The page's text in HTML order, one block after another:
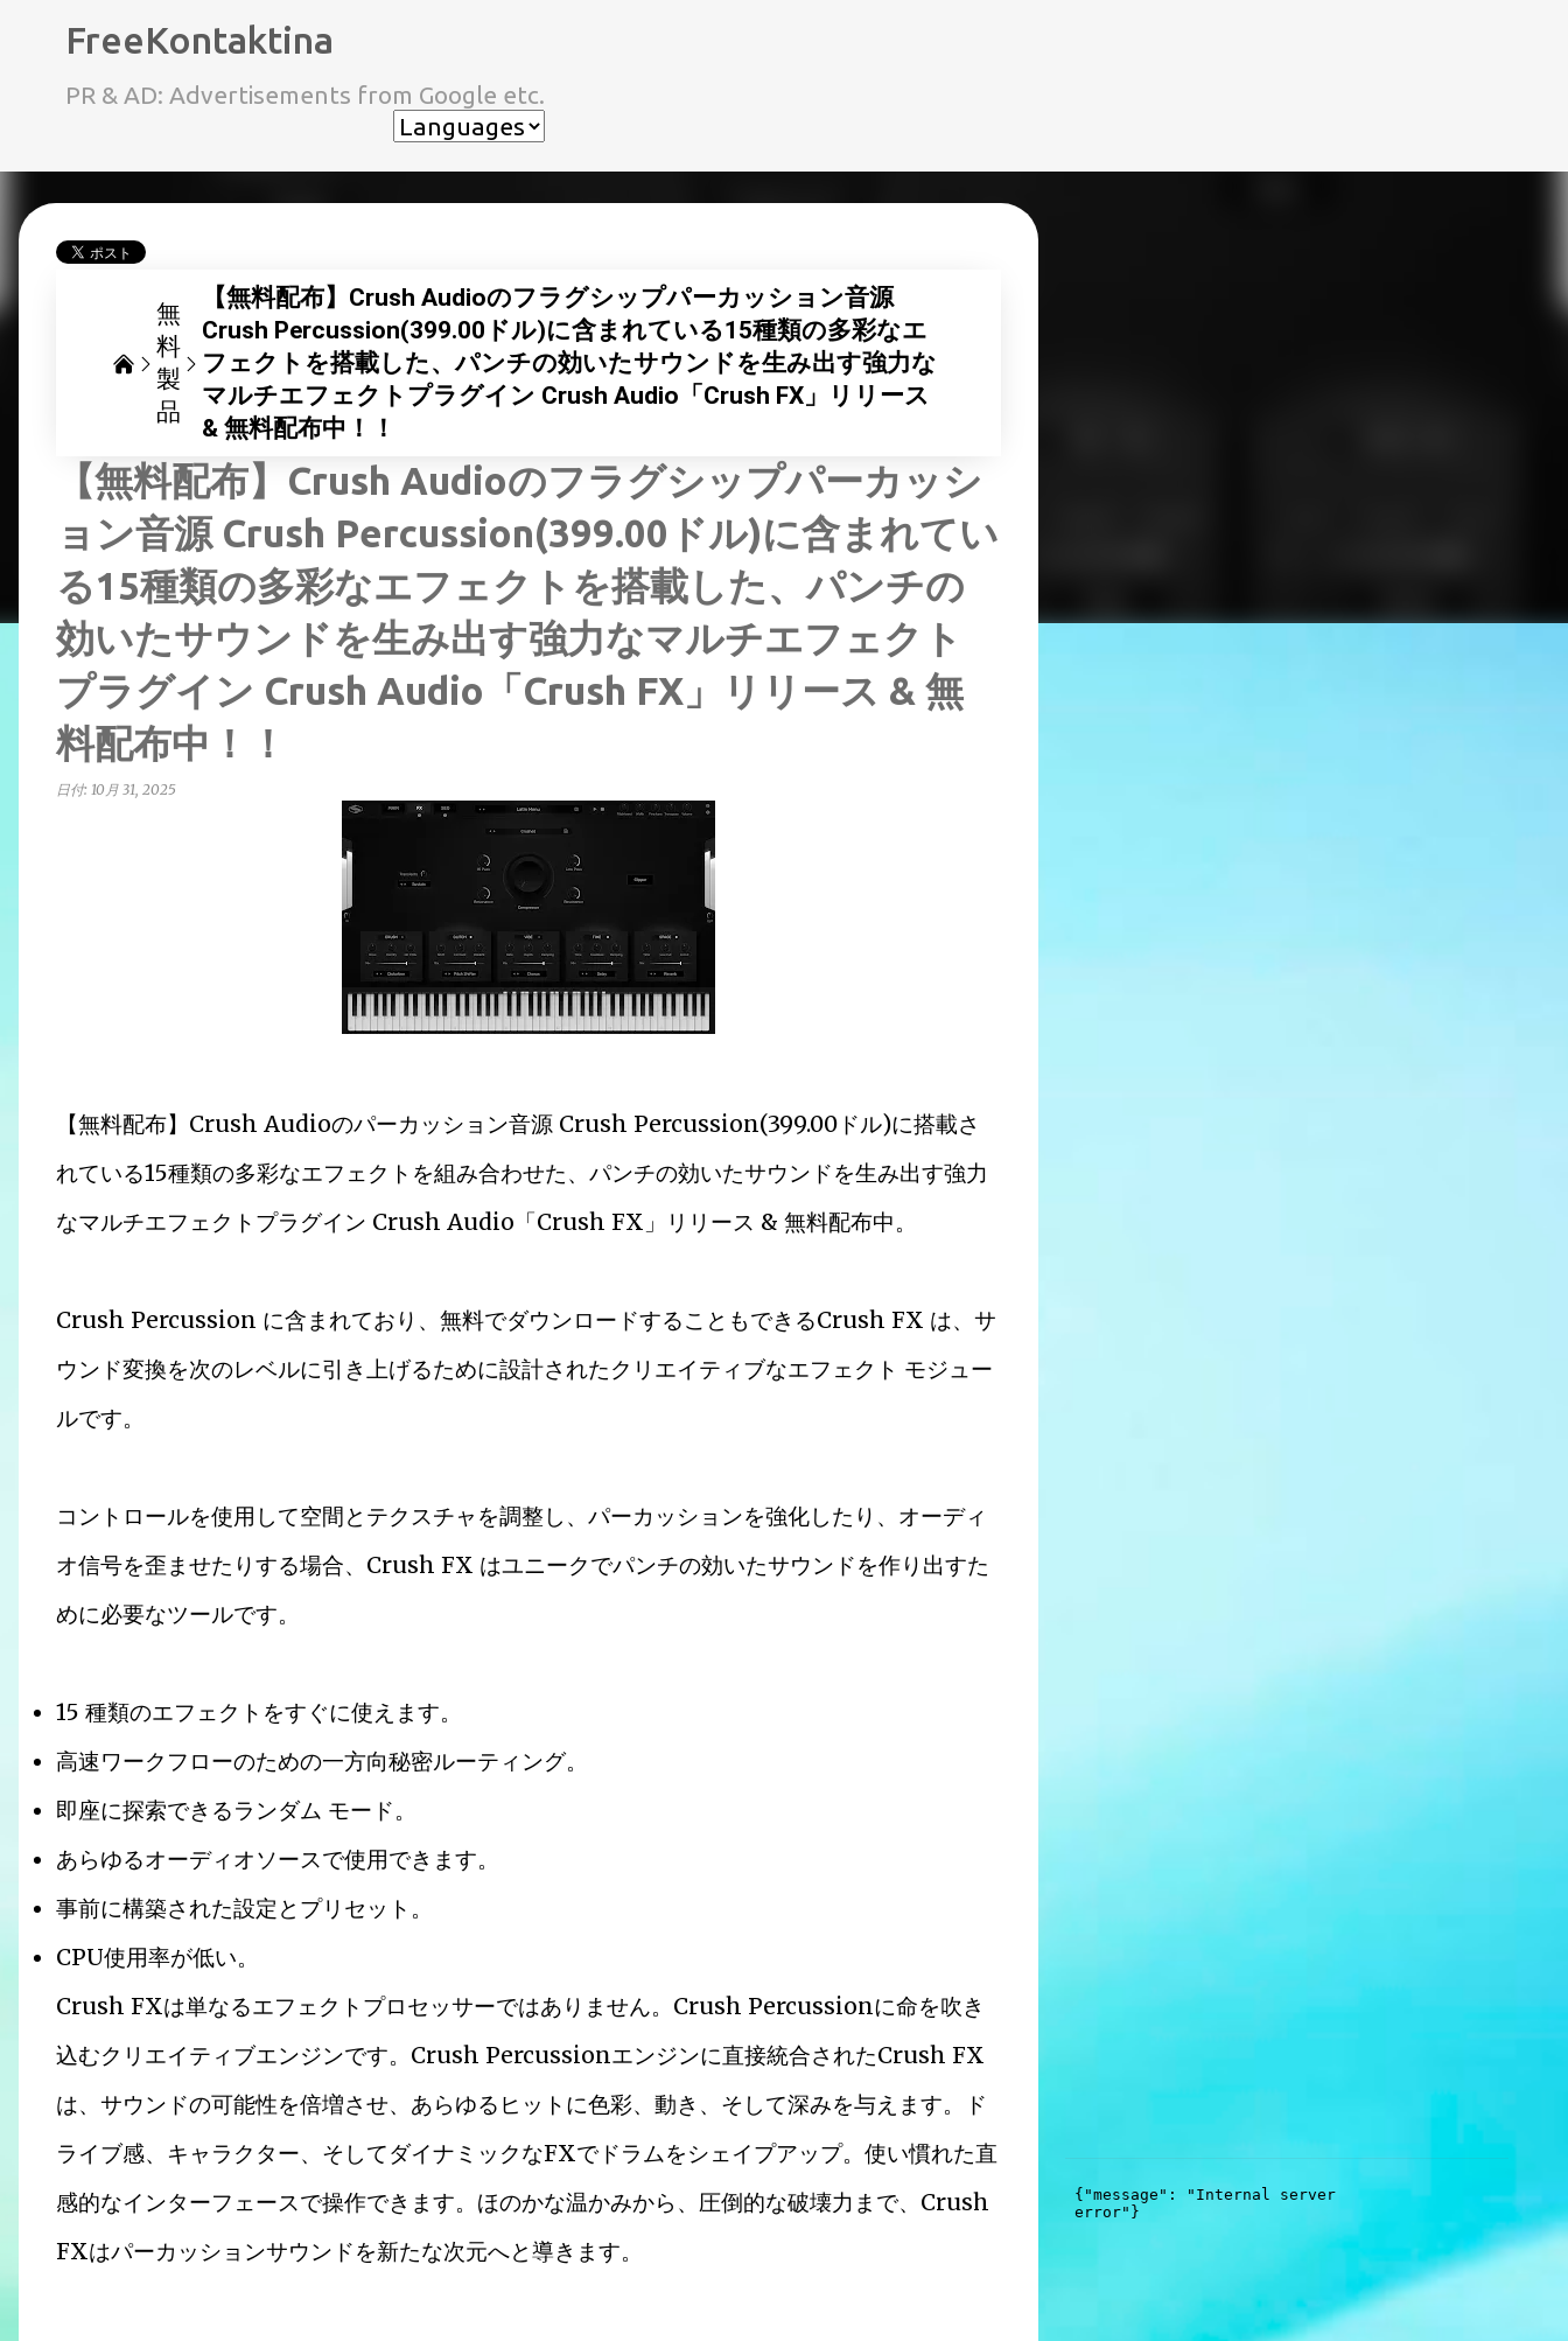
FreeKontaktina
PR & AD: Advertisements from Google etc.
無
料
製
品
【無料配布】Crush Audioのフラグシップパーカッション音源
Crush Percussion(399.00ドル)に含まれている15種類の多彩なエ
フェクトを搭載した、パンチの効いたサウンドを生み出す強力な
マルチエフェクトプラグイン Crush Audio「Crush FX」リリース
& 無料配布中！！
【無料配布】Crush Audioのフラグシップパーカッシ
ョン音源 Crush Percussion(399.00ドル)に含まれてい
る15種類の多彩なエフェクトを搭載した、パンチの
効いたサウンドを生み出す強力なマルチエフェクト
プラグイン Crush Audio「Crush FX」リリース & 無
料配布中！！
日付: 10月 31, 2025
【無料配布】Crush Audioのパーカッション音源 Crush Percussion(399.00ドル)に搭載さ
れている15種類の多彩なエフェクトを組み合わせた、パンチの効いたサウンドを生み出す強力
なマルチエフェクトプラグイン Crush Audio「Crush FX」リリース & 無料配布中。
Crush Percussion に含まれており、無料でダウンロードすることもできるCrush FX は、サ
ウンド変換を次のレベルに引き上げるために設計されたクリエイティブなエフェクト モジュー
ルです。
コントロールを使用して空間とテクスチャを調整し、パーカッションを強化したり、オーディ
オ信号を歪ませたりする場合、Crush FX はユニークでパンチの効いたサウンドを作り出すた
めに必要なツールです。
15 種類のエフェクトをすぐに使えます。
高速ワークフローのための一方向秘密ルーティング。
即座に探索できるランダム モード。
あらゆるオーディオソースで使用できます。
事前に構築された設定とプリセット。
CPU使用率が低い。
Crush FXは単なるエフェクトプロセッサーではありません。Crush Percussionに命を吹き
込むクリエイティブエンジンです。Crush Percussionエンジンに直接統合されたCrush FX
は、サウンドの可能性を倍増させ、あらゆるヒットに色彩、動き、そして深みを与えます。ド
ライブ感、キャラクター、そしてダイナミックなFXでドラムをシェイプアップ。使い慣れた直
感的なインターフェースで操作できます。ほのかな温かみから、圧倒的な破壊力まで、Crush
FXはパーカッションサウンドを新たな次元へと導きます。